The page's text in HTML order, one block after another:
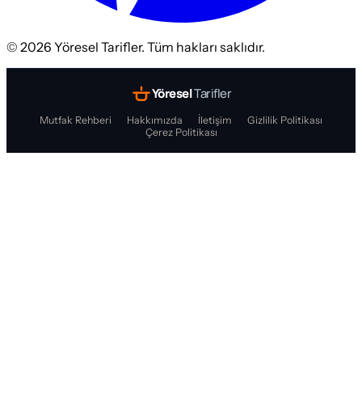
© 2026 Yöresel Tarifler. Tüm hakları saklıdır.
YöreselTarifler
Mutfak Rehberi Hakkımızda İletişim
Gizlilik Politikası
Çerez Politikası